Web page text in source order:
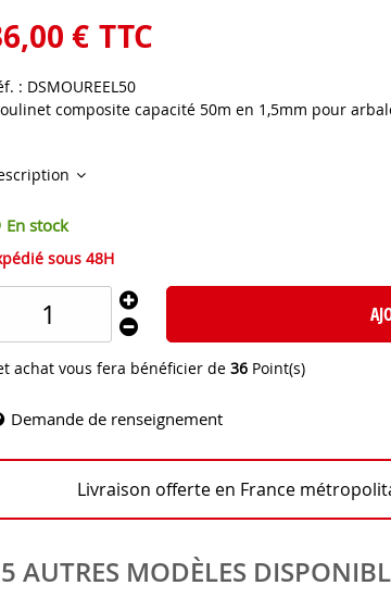
,00 € TTC
: DSMOUREEL50
composite capacité 50m en 1,5mm pour
En stock
sous 48H
achat vous fera bénéficier de 36 Point(s)
Demande de renseignement
Livraison offerte en France
AUTRES MODÈLES